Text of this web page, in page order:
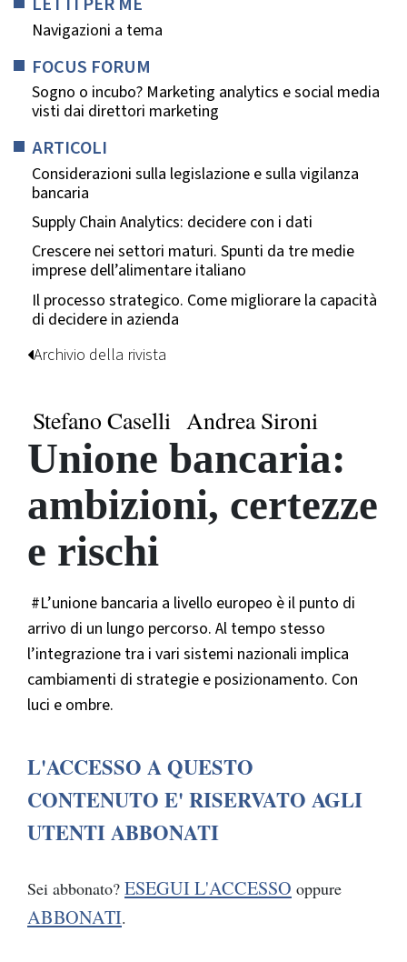
Navigazioni a tema
FOCUS FORUM
Sogno o incubo? Marketing analytics e social media
visti dai direttori marketing
ARTICOLI
Considerazioni sulla legislazione e sulla vigilanza
bancaria
Supply Chain Analytics: decidere con i dati
Crescere nei settori maturi. Spunti da tre medie
imprese dell’alimentare italiano
Il processo strategico. Come migliorare la capacità
di decidere in azienda
Archivio della rivista
Stefano Caselli Andrea Sironi
Unione bancaria:
ambizioni, certezze
e rischi
#L’unione bancaria a livello europeo è il punto di
arrivo di un lungo percorso. Al tempo stesso
l’integrazione tra i vari sistemi nazionali implica
cambiamenti di strategie e posizionamento. Con
luci e ombre.
L'ACCESSO A QUESTO
CONTENUTO E' RISERVATO AGLI
UTENTI ABBONATI
Sei abbonato? ESEGUI L'ACCESSO oppure
ABBONATI.